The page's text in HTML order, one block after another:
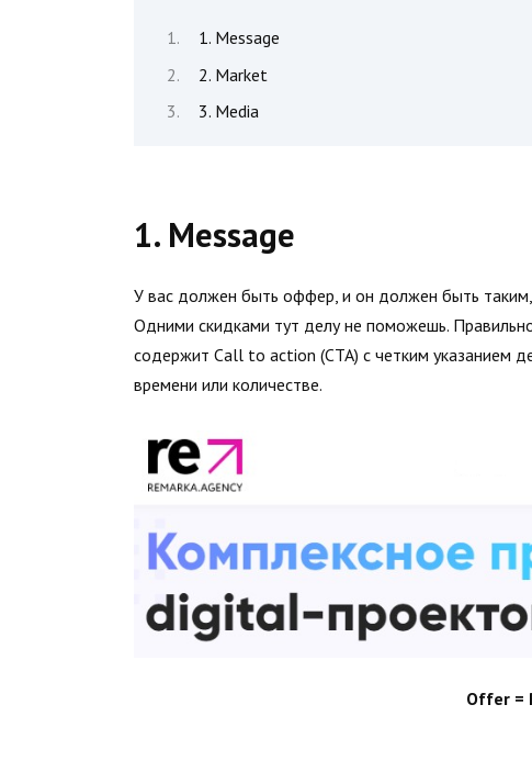
1. Message
2. Market
3. Media
1. Message
У вас должен быть оффер, и он должен быть
Одними скидками тут делу не поможешь.
содержит Call to action (CTA) с четким указанием
времени или количестве.
Offer =